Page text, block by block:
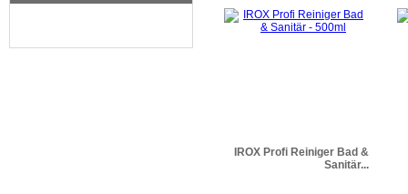
IROX Profi Reiniger Bad &
Sanitär...